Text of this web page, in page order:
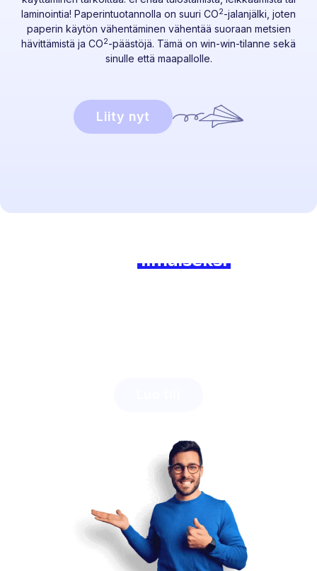
laminointia! Paperintuotannolla on suuri CO2-jalanjälki, joten
paperin käytön vähentäminen vähentää suoraan metsien
hävittämistä ja CO2-päästöjä. Tämä on win-win-tilanne sekä
sinulle että maapallolle.
Liity nyt
Liity mukaanilmaiseksitänään